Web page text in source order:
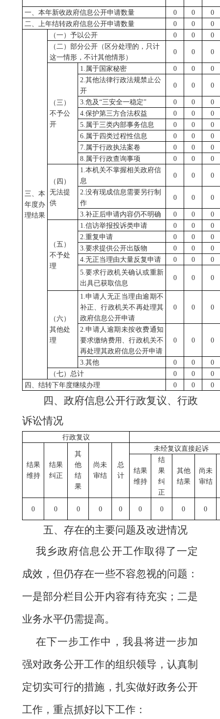
一、本年新收政府信息公开申请数量 0 0
0
二、上年结转政府信息公开申请数量
0 0 0
三、本
年度办
理结果
（一）予以公开 0 0
0
（二）部分公开（区分处理的，只计
这一情形，不计其他情形）
0 0 0
（三）
不予公
开
1.属于国家秘密 0 0
0
2.其他法律行政法规禁止公
开
0 0 0
3.危及“三安全一稳定” 0 0
0
4.保护第三方合法权益
0 0
0
5.属于三类内部事务信息
0 0
0
6.属于四类过程性信息
0 0
0
7.属于行政执法案卷
0 0
0
8.属于行政查询事项
0 0 0
（四）
无法提
供
1.本机关不掌握相关政府信
息
0 0 0
2.没有现成信息需要另行制
作
0 0 0
3.补正后申请内容仍不明确 0 0 0
（五）
不予处
理
1.信访举报投诉类申请 0 0
0
2.重复申请
0 0
0
3.要求提供公开出版物
0 0
0
4.无正当理由大量反复申请
0 0
0
5.要求行政机关确认或重新
出具已获取信息
0 0 0
（六）
其他处
理
1.申请人无正当理由逾期不
补正、行政机关不再处理其
政府信息公开申请
0 0 0
2.申请人逾期未按收费通知
要求缴纳费用、行政机关不
再处理其政府信息公开申请
0 0 0
3.其他 0 0
0
（七）总计
0 0
0
四、结转下年度继续办理
0 0 0
四、政府信息公开行政复议、行政
诉讼情况
行政复议
结果
维持
结果
纠正
其
他
结
果
尚未
审结
总
计
未经复议直接起诉
结果
维持
结
果
纠
正
其他
结果
尚未
审结
0 0 0 0 0 0 0 0 0
五、存在的主要问题及改进情况
我乡政府信息公开工作取得了一定
成效，但仍存在一些不容忽视的问题：
一是部分栏目公开内容有待充实；二是
业务水平仍需提高。
在下一步工作中，我县将进一步加
强对政务公开工作的组织领导，认真制
定切实可行的措施，扎实做好政务公开
工作，重点抓好以下工作：